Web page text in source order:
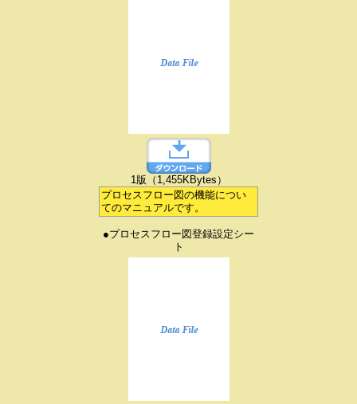
1版（1,455KBytes）
プロセスフロー図の機能につい
てのマニュアルです。
●プロセスフロー図登録設定シー
ト